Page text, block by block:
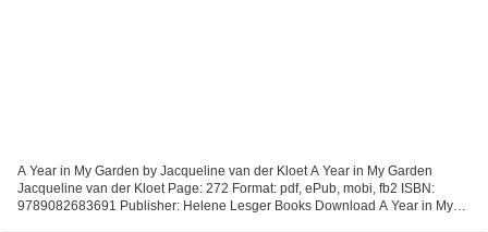
A Year in My Garden by Jacqueline van der Kloet A Year in My Garden
Jacqueline van der Kloet Page: 272 Format: pdf, ePub, mobi, fb2 ISBN:
9789082683691 Publisher: Helene Lesger Books Download A Year in My